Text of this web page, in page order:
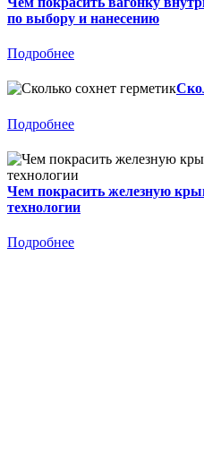
по выбору и нанесению
Подробнее
Подробнее
Чем покрасить железную
технологии
Подробнее